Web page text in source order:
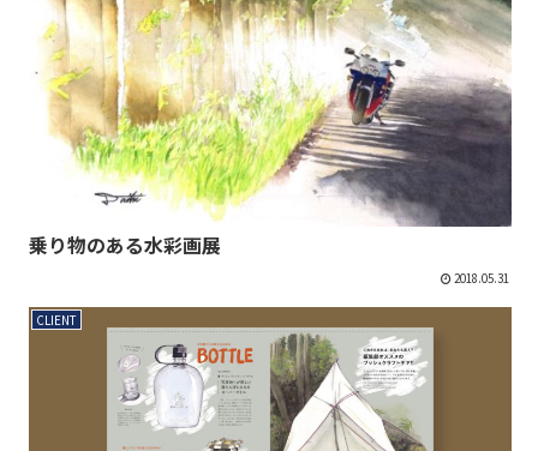
乗り物のある水彩画展
2018.05.31
CLIENT